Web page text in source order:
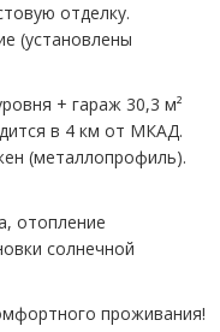
отделку.
(установлены
+ гараж 30,3 м²
в 4 км от МКАД.
(металлопрофиль).
отопление
солнечной
проживания!